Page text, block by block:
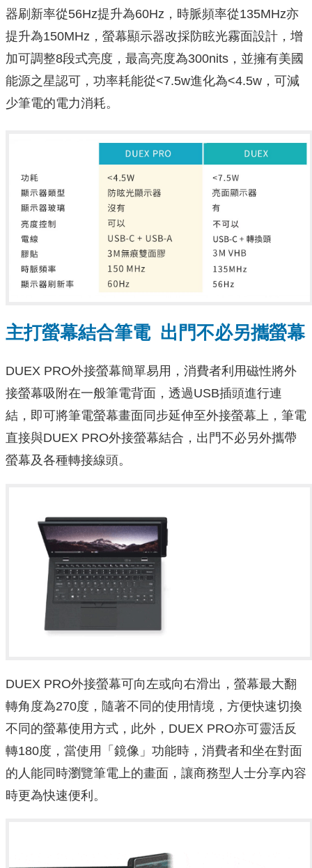
器刷新率從56Hz提升為60Hz，時脈頻率從135MHz亦
提升為150MHz，螢幕顯示器改採防眩光霧面設計，增
加可調整8段式亮度，最高亮度為300nits，並擁有美國
能源之星認可，功率耗能從<7.5w進化為<4.5w，可減
少筆電的電力消耗。
主打螢幕結合筆電 出門不必另攜螢幕
DUEX PRO外接螢幕簡單易用，消費者利用磁性將外
接螢幕吸附在一般筆電背面，透過USB插頭進行連
結，即可將筆電螢幕畫面同步延伸至外接螢幕上，筆電
直接與DUEX PRO外接螢幕結合，出門不必另外攜帶
螢幕及各種轉接線頭。
DUEX PRO外接螢幕可向左或向右滑出，螢幕最大翻
轉角度為270度，隨著不同的使用情境，方便快速切換
不同的螢幕使用方式，此外，DUEX PRO亦可靈活反
轉180度，當使用「鏡像」功能時，消費者和坐在對面
的人能同時瀏覽筆電上的畫面，讓商務型人士分享內容
時更為快速便利。